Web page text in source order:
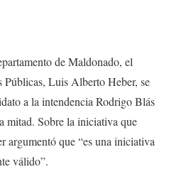
de Maldonado, el
Luis Alberto Heber, se
a la intendencia Rodrigo Blás
mitad. Sobre la iniciativa que
argumentó que “es una iniciativa
válido”.